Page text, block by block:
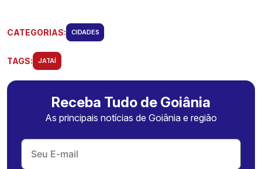
CATEGORIAS: CIDADES
TAGS: JATAÍ
Receba Tudo de Goiânia
As principais notícias de Goiânia e região